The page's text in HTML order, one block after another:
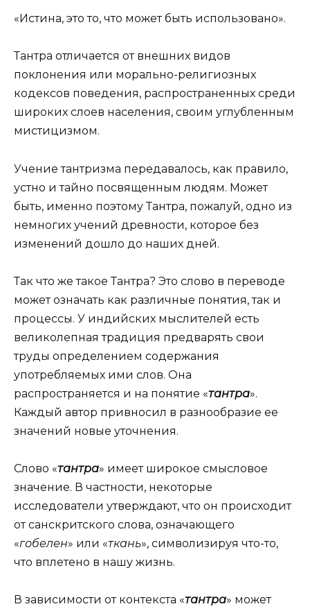
«Истина, это то, что может быть использовано».
Тантра отличается от внешних видов
поклонения или морально-религиозных
кодексов поведения, распространенных среди
широких слоев населения, своим углубленным
мистицизмом.
Учение тантризма передавалось, как правило,
устно и тайно посвященным людям. Может
быть, именно поэтому Тантра, пожалуй, одно из
немногих учений древности, которое без
изменений дошло до наших дней.
Так что же такое Тантра? Это слово в переводе
может означать как различные понятия, так и
процессы. У индийских мыслителей есть
великолепная традиция предварять свои
труды определением содержания
употребляемых ими слов. Она
распространяется и на понятие «тантра».
Каждый автор привносил в разнообразие ее
значений новые уточнения.
Слово «тантра» имеет широкое смысловое
значение. В частности, некоторые
исследователи утверждают, что он происходит
от санскритского слова, означающего
«гобелен» или «ткань», символизируя что-то,
что вплетено в нашу жизнь.
В зависимости от контекста «тантра» может